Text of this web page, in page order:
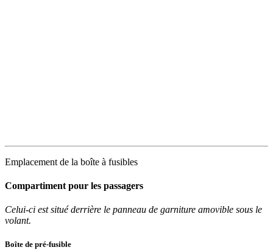
Emplacement de la boîte à fusibles
Compartiment pour les passagers
Celui-ci est situé derrière le panneau de garniture amovible sous le
volant.
Boîte de pré-fusible